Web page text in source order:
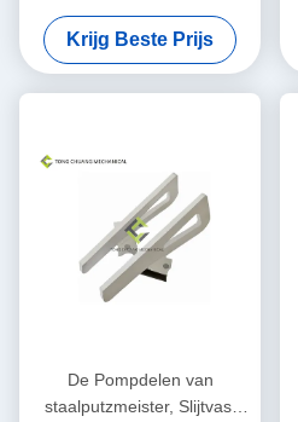
Concrete Pump van
nauwkeurigheidsputzmeister
Krijg Beste Prijs
De Pompdelen van
staalputzmeister, Slijtvast